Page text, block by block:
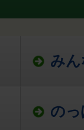
み
の